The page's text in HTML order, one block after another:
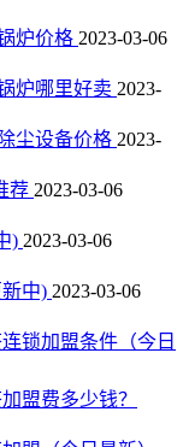
炉价格 2023-03-06
炉哪里好卖 2023-
尘设备价格 2023-
荐 2023-03-06
) 2023-03-06
中) 2023-03-06
锁加盟条件（今日
盟费多少钱？